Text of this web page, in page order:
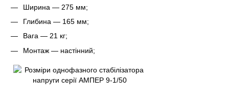
Ширина — 275 мм;
Глибина — 165 мм;
Вага — 21 кг;
Монтаж — настінний;